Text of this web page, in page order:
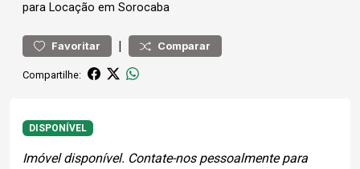
para Locação em Sorocaba
Favoritar | Comparar
Compartilhe:
DISPONÍVEL
Imóvel disponível. Contate-nos pessoalmente para